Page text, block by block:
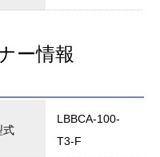
ー情報
式
LBBCA-100-
T3-F